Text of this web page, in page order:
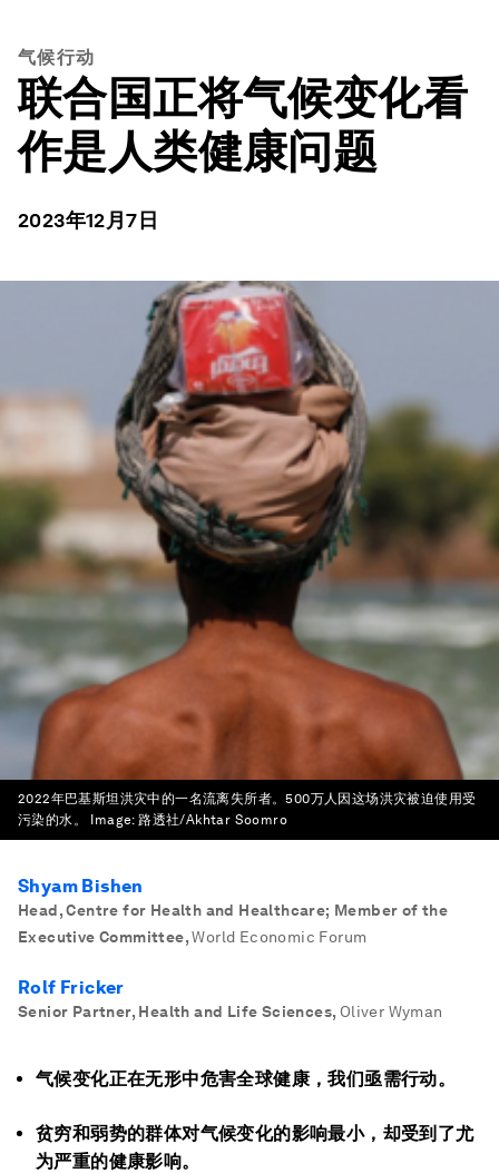
气候行动
联合国正将气候变化看
作是人类健康问题
2023年12月7日
2022年巴基斯坦洪灾中的一名流离失所者。500万人因这场洪灾被迫使用受
污染的水。
Image:路透社/Akhtar Soomro
Shyam Bishen
Head, Centre for Health and Healthcare; Member of the
Executive Committee, World Economic Forum
Rolf Fricker
Senior Partner, Health and Life Sciences, Oliver Wyman
气候变化正在无形中危害全球健康，我们亟需行动。
贫穷和弱势的群体对气候变化的影响最小，却受到了尤
为严重的健康影响。